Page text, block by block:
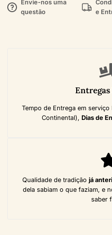
Envie-nos uma
questão
e
Entregas
Tempo de Entrega em serviço
Continental), Dias de
Qualidade de tradição já
dela sabiam o que faziam, e
saber